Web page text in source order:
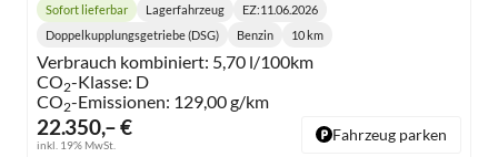
22.350,– €
inkl. 19% MwSt.
Lieferzeit:
Sofort lieferbar Lagerfahrzeug EZ:11.06.2026
Getriebe:
Doppelkupplungsgetriebe (DSG)
Kraftstoff:
Benzin
Kilometerstand:
10 km
Verbrauch kombiniert: 5,70 l/100km
CO2-Klasse: D
CO2-Emissionen: 129,00 g/km
Fahrzeug parken